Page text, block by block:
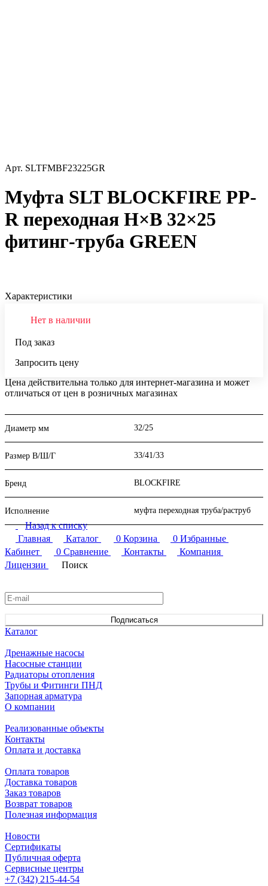
Арт. SLTFMBF23225GR
Муфта SLT BLOCKFIRE PP-
R переходная Н×В 32×25
фитинг-труба GREEN
Характеристики
Нет в наличии
Под заказ
Запросить цену
Цена действительна только для интернет-магазина и может
отличаться от цен в розничных магазинах
Диаметр мм 32/25
Размер В/Ш/Г 33/41/33
Бренд BLOCKFIRE
Исполнение муфта переходная труба/раструб
Назад к списку
Главная
Каталог 0 Корзина 0 Избранные
Кабинет
0 Сравнение Контакты
Компания
Лицензии
Поиск
Подписаться
Каталог
Дренажные насосы
Насосные станции
Радиаторы отопления
Трубы и Фитинги ПНД
Запорная арматура
О компании
Реализованные объекты
Контакты
Оплата и доставка
Оплата товаров
Доставка товаров
Заказ товаров
Возврат товаров
Полезная информация
Новости
Сертификаты
Публичная оферта
Сервисные центры
+7 (342) 215-44-54